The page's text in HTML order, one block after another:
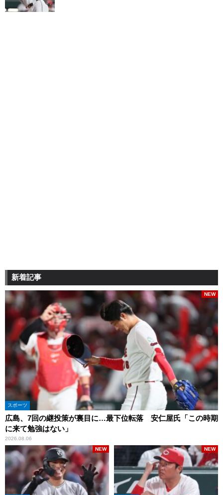
新着記事
スポーツ
広島、7回の継投策が裏目に…最下位転落 安仁屋氏「この時期
に来て勉強はない」
2026.08.06
NEW
NEW NEW